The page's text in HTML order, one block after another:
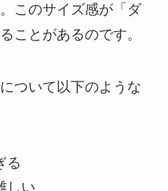
このサイズ感が「ダ
ことがあるのです。
ついて以下のような
る
しい